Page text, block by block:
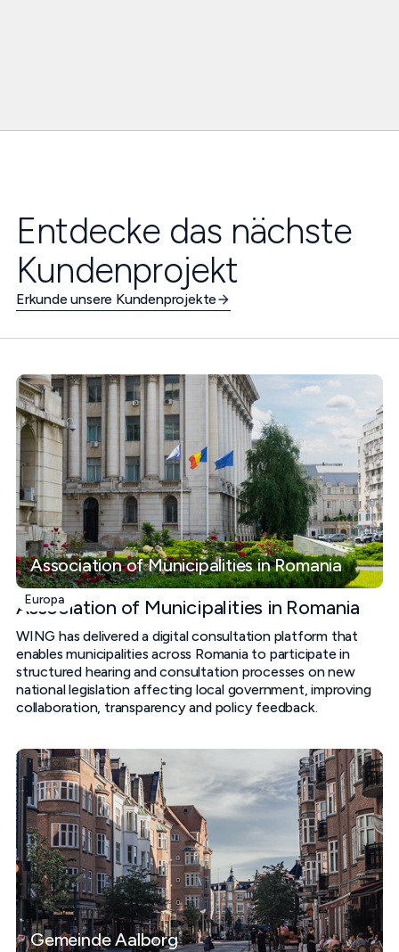
Entdecke das nächste
Kundenprojekt
Erkunde unsere Kundenprojekte
Association of Municipalities in Romania
Europa
Association of Municipalities in Romania
WING has delivered a digital consultation platform that
enables municipalities across Romania to participate in
structured hearing and consultation processes on new
national legislation affecting local government, improving
collaboration, transparency and policy feedback.
Gemeinde Aalborg